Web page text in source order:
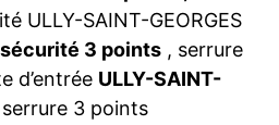
ULLY-SAINT-GEORGES
3 points , serrure
d’entrée ULLY-SAINT-
serrure 3 points